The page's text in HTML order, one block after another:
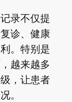
录不仅提
诊、健康
。特别是
越来越多
，让患者
。